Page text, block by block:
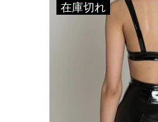
在庫切れ